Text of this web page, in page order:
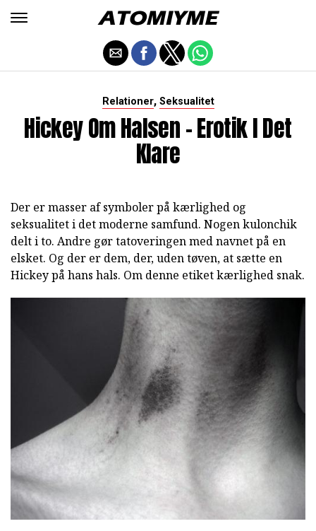
Relationer, Seksualitet
Hickey Om Halsen - Erotik I Det
Klare
Der er masser af symboler på kærlighed og
seksualitet i det moderne samfund. Nogen kulonchik
delt i to. Andre gør tatoveringen med navnet på en
elsket. Og der er dem, der, uden tøven, at sætte en
Hickey på hans hals. Om denne etiket kærlighed snak.